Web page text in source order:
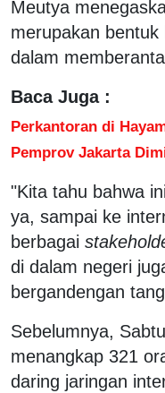
Meutya
merupakan
dalam
Baca Juga :
Perkantoran di
Pemprov Jakarta
"Kita tahu bahwa
ya, sampai ke
berbagai
di dalam negeri
bergandengan
Sebelumnya,
menangkap 321
daring jaringan